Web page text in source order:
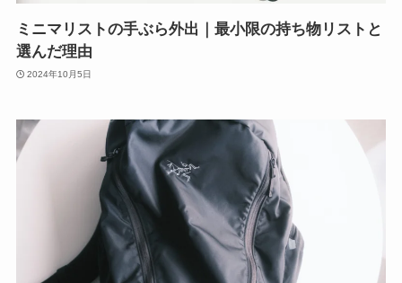
ミニマリストの手ぶら外出｜最小限の持ち物リストと
選んだ理由
2024年10月5日